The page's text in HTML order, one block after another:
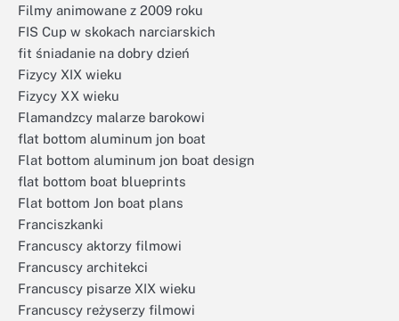
Filmy animowane z 2009 roku
FIS Cup w skokach narciarskich
fit śniadanie na dobry dzień
Fizycy XIX wieku
Fizycy XX wieku
Flamandzcy malarze barokowi
flat bottom aluminum jon boat
Flat bottom aluminum jon boat design
flat bottom boat blueprints
Flat bottom Jon boat plans
Franciszkanki
Francuscy aktorzy filmowi
Francuscy architekci
Francuscy pisarze XIX wieku
Francuscy reżyserzy filmowi